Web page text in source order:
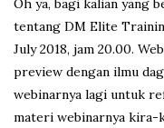
Oh ya, bagi kalian yang
tentang DM Elite
July 2018, jam 20.00.
preview dengan ilmu
webinarnya lagi untuk
materi webinarnya kira-